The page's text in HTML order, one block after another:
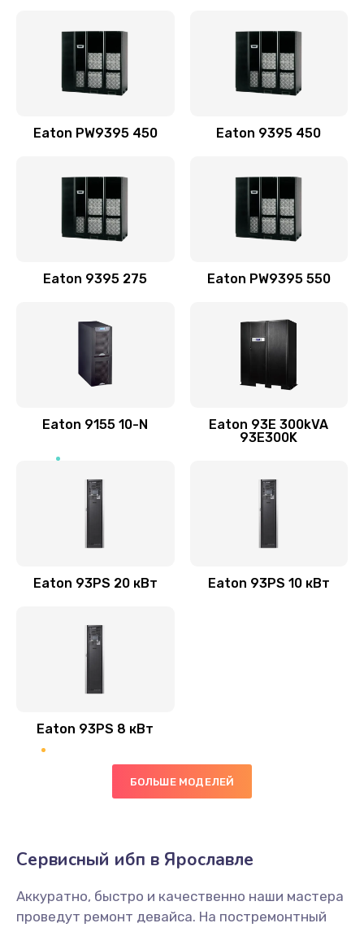
Eaton PW9395 450 Eaton 9395 450
Eaton 9395 275 Eaton PW9395 550
Eaton 9155 10-N
Eaton 93E 300kVA
93E300K
Eaton 93PS 20 кВт Eaton 93PS 10 кВт
Eaton 93PS 8 кВт
БОЛЬШЕ МОДЕЛЕЙ
Сервисный ибп в Ярославле
Аккуратно, быстро и качественно наши мастера
проведут ремонт девайса. На постремонтный